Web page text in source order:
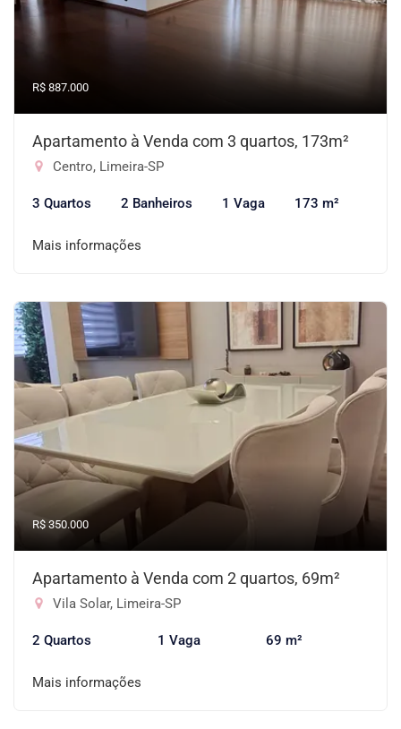
R$ 887.000
Apartamento à Venda com 3 quartos, 173m²
Centro, Limeira-SP
3 Quartos 2 Banheiros 1 Vaga 173 m²
Mais informações
R$ 350.000
Apartamento à Venda com 2 quartos, 69m²
Vila Solar, Limeira-SP
2 Quartos 1 Vaga 69 m²
Mais informações